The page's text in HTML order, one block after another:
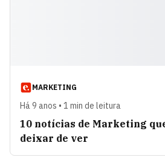
MARKETING
Há 9 anos • 1 min de leitura
10 notícias de Marketing
deixar de ver